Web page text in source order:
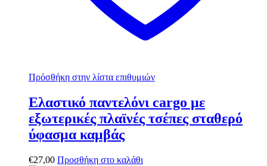
Πρόσθήκη στην λίστα επιθυμιών
Ελαστικό παντελόνι cargo με
εξωτερικές πλαϊνές τσέπες σταθερό
ύφασμα καμβάς
€27,00 Προσθήκη στο καλάθι